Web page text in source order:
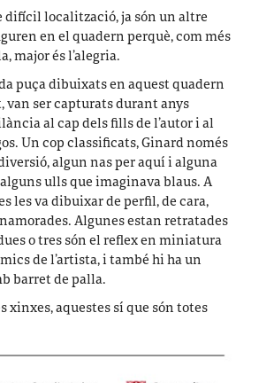
difícil localització, ja són un altre
en el quadern perquè, com més
major és l’alegria.
puça dibuixats en aquest quadern
van ser capturats durant anys
al cap dels fills de l’autor i al
Un cop classificats, Ginard només
algun nas per aquí i alguna
ulls que imaginava blaus. A
les va dibuixar de perfil, de cara,
Algunes estan retratades
o tres són el reflex en miniatura
de l’artista, i també hi ha un
barret de palla.
xinxes, aquestes sí que són totes